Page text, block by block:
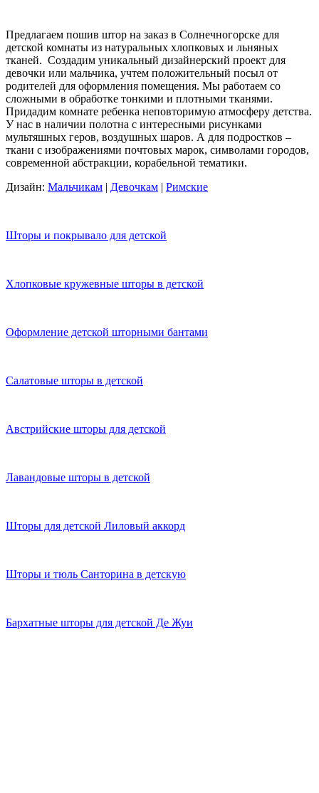
Предлагаем пошив штор на заказ в Солнечногорске для
детской комнаты из натуральных хлопковых и льняных
тканей. Создадим уникальный дизайнерский проект для
девочки или мальчика, учтем положительный посыл от
родителей для оформления помещения. Мы работаем со
сложными в обработке тонкими и плотными тканями.
Придадим комнате ребенка неповторимую атмосферу детства.
У нас в наличии полотна с интересными рисунками
мультяшных геров, воздушных шаров. А для подростков –
ткани с изображениями почтовых марок, символами городов,
современной абстракции, корабельной тематики.
Дизайн: Мальчикам | Девочкам | Римские
Шторы и покрывало для детской
Хлопковые кружевные шторы в детской
Оформление детской шторными бантами
Салатовые шторы в детской
Австрийские шторы для детской
Лавандовые шторы в детской
Шторы для детской Лиловый аккорд
Шторы и тюль Санторина в детскую
Бархатные шторы для детской Де Жуи